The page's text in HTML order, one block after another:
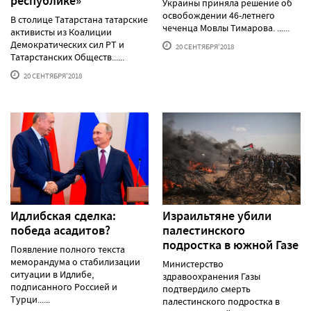
В столице Татарстана татарские
активисты из Коалиции
Демократических сил РТ и
Татарстанских Обществ......
20 СЕНТЯБРЯ'2018
Украины приняла решение об
освобождении 46-летнего
чеченца Мовлы Тимарова. ......
20 СЕНТЯБРЯ'2018
Идлибская сделка:
победа асадитов?
Появление полного текста
меморандума о стабилизации
ситуации в Идлибе,
подписанного Россией и
Турци......
Израильтяне убили
палестинского
подростка в южной Газе
Министерство
здравоохранения Газы
подтвердило смерть
палестинского подростка в